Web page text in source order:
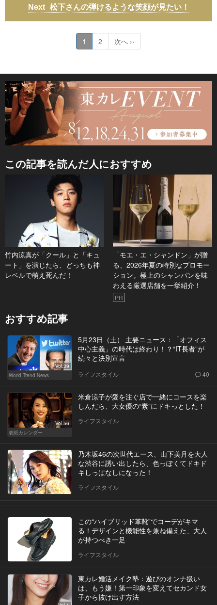
松下さんの弾けるような笑顔が見たい！
1 2 次へ ››
この記事を読んだ人におすすめ
竹内涼真が「クール」と「キュ
ート」を演じたら、どっちも神
レベルで萌え死んだ！
「モエ・エ・シャンドン」が贈
る、2026年夏の特別なプロモー
ション。極上のシャンパンを味
わえる厳選店舗を一挙紹介！
PR
おすすめ記事
Vol.39
World Trend News
5月23日（土） 主要ニュース：「オフィス
中心主義」の時代は終わり！？“IT長者”が
続々と決別宣言
ライフスタイル 40
Vol.56
表紙カレンダー
米倉涼子が愛を注ぐ店で一緒にコースを楽
しんだら、大女優の“素”にドキっとした！
ライフスタイル
乃木坂46の次世代エース、山下美月を大人
な渋谷に誘い出したら、色っぽくてドキド
キしっぱなしになった！
ライフスタイル
この“ハイブリッド革靴”でコーデがキマ
る！デザインと機能性を兼ね備えた、大人
が持つべき一足
ライフスタイル
東カレ婚活メイク塾：遊びのオンナ扱い
は、もう嫌！第一印象を変えてセカンド女
子から抜け出す方法